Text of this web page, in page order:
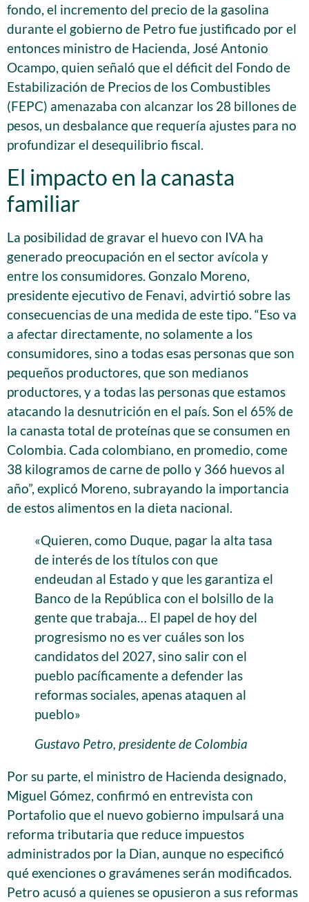
fondo, el incremento del precio de la gasolina
durante el gobierno de Petro fue justificado por el
entonces ministro de Hacienda, José Antonio
Ocampo, quien señaló que el déficit del Fondo de
Estabilización de Precios de los Combustibles
(FEPC) amenazaba con alcanzar los 28 billones de
pesos, un desbalance que requería ajustes para no
profundizar el desequilibrio fiscal.
El impacto en la canasta
familiar
La posibilidad de gravar el huevo con IVA ha
generado preocupación en el sector avícola y
entre los consumidores. Gonzalo Moreno,
presidente ejecutivo de Fenavi, advirtió sobre las
consecuencias de una medida de este tipo. “Eso va
a afectar directamente, no solamente a los
consumidores, sino a todas esas personas que son
pequeños productores, que son medianos
productores, y a todas las personas que estamos
atacando la desnutrición en el país. Son el 65% de
la canasta total de proteínas que se consumen en
Colombia. Cada colombiano, en promedio, come
38 kilogramos de carne de pollo y 366 huevos al
año”, explicó Moreno, subrayando la importancia
de estos alimentos en la dieta nacional.
«Quieren, como Duque, pagar la alta tasa
de interés de los títulos con que
endeudan al Estado y que les garantiza el
Banco de la República con el bolsillo de la
gente que trabaja… El papel de hoy del
progresismo no es ver cuáles son los
candidatos del 2027, sino salir con el
pueblo pacíficamente a defender las
reformas sociales, apenas ataquen al
pueblo»
Gustavo Petro, presidente de Colombia
Por su parte, el ministro de Hacienda designado,
Miguel Gómez, confirmó en entrevista con
Portafolio que el nuevo gobierno impulsará una
reforma tributaria que reduce impuestos
administrados por la Dian, aunque no especificó
qué exenciones o gravámenes serán modificados.
Petro acusó a quienes se opusieron a sus reformas